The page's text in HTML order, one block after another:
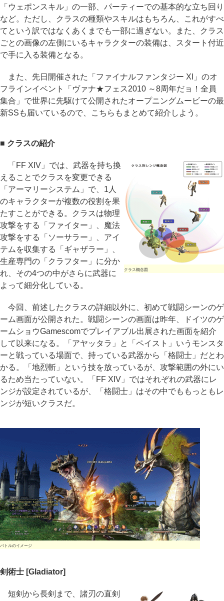
「ウェポンスキル」の一部、パーティーでの基本的な立ち回り
など。ただし、クラスの種類やスキルはもちろん、これがすべ
てという訳ではなくあくまでも一部に過ぎない。また、クラス
ごとの画像の左側にいるキャラクターの装備は、スタート付近
で手に入る装備となる。
また、先日開催された「ファイナルファンタジー XI」のオ
フラインイベント「ヴァナ★フェス2010 ～8周年だョ！全員
集合」で世界に先駆けて公開されたオープニングムービーの最
新SSも届いているので、こちらもまとめて紹介しよう。
■ クラスの紹介
クラス概念図
「FF XIV」では、武器を持ち換
えることでクラスを変更できる
「アーマリーシステム」で、1人
のキャラクターが複数の役割を果
たすことができる。クラスは物理
攻撃をする「ファイター」、魔法
攻撃をする「ソーサラー」、アイ
テムを収集する「ギャザラー」、
生産専門の「クラフター」に分か
れ、その4つの中がさらに武器に
よって細分化している。
今回、前述したクラスの詳細以外に、初めて戦闘シーンのゲ
ーム画面が公開された。戦闘シーンの画面は昨年、ドイツのゲ
ームショウGamescomでプレイアブル出展された画面を紹介
して以来になる。「アヤッタラ」と「ペイスト」いうモンスタ
ーと戦っている場面で、持っている武器から「格闘士」だとわ
かる。「地烈斬」という技を放っているが、攻撃範囲の外にい
るため当たっていない。「FF XIV」ではそれぞれの武器にレ
ンジが設定されているが、「格闘士」はその中でももっともレ
ンジが短いクラスだ。
バトルのイメージ
剣術士 [Gladiator]
短剣から長剣まで、諸刃の直剣